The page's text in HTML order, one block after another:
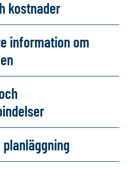
kostnader
information om